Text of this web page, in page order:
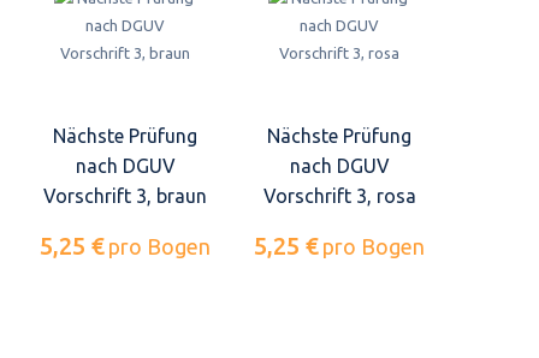
Nächste Prüfung
nach DGUV
Vorschrift 3, braun
5,25 € pro Bogen
Nächste Prüfung
nach DGUV
Vorschrift 3, rosa
5,25 € pro Bogen